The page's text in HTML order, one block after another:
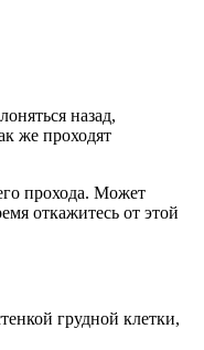
назад,
же проходят
прохода. Может
откажитесь от этой
грудной клетки,